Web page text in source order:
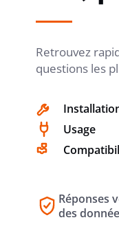
Retrouvez
questions les
Usage
Réponses
des